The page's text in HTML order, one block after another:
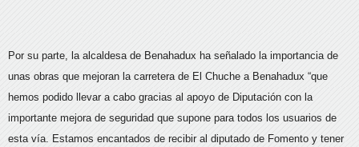
Por su parte, la alcaldesa de Benahadux ha señalado la importancia de
unas obras que mejoran la carretera de El Chuche a Benahadux “que
hemos podido llevar a cabo gracias al apoyo de Diputación con la
importante mejora de seguridad que supone para todos los usuarios de
esta vía. Estamos encantados de recibir al diputado de Fomento y tener